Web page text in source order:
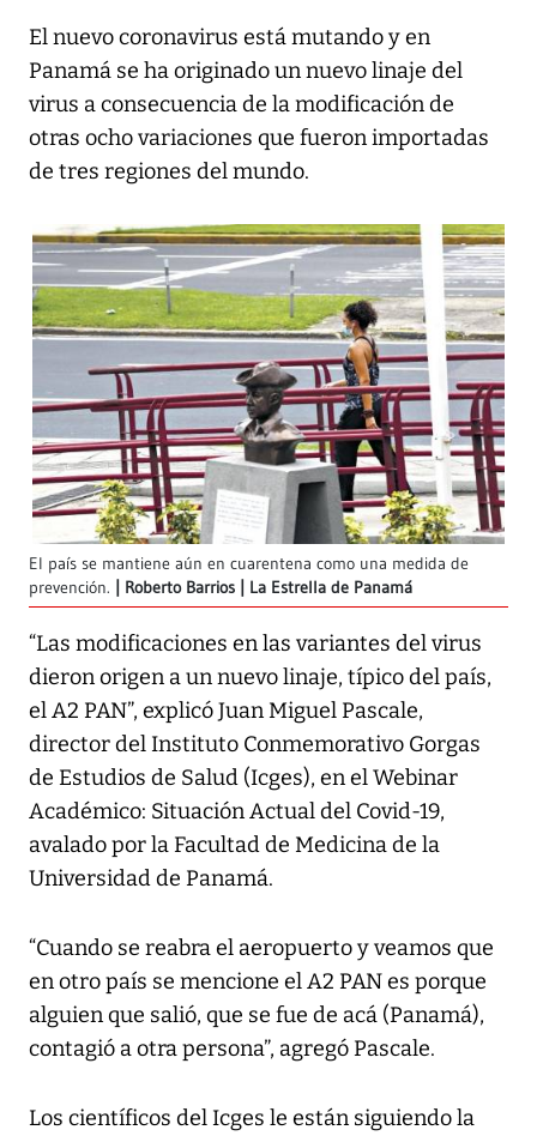
El nuevo coronavirus está mutando y en
Panamá se ha originado un nuevo linaje del
virus a consecuencia de la modificación de
otras ocho variaciones que fueron importadas
de tres regiones del mundo.
El país se mantiene aún en cuarentena como una medida de
prevención.
Roberto Barrios | La Estrella de Panamá
“Las modificaciones en las variantes del virus
dieron origen a un nuevo linaje, típico del país,
el A2 PAN”, explicó Juan Miguel Pascale,
director del Instituto Conmemorativo Gorgas
de Estudios de Salud (Icges), en el Webinar
Académico: Situación Actual del Covid-19,
avalado por la Facultad de Medicina de la
Universidad de Panamá.
“Cuando se reabra el aeropuerto y veamos que
en otro país se mencione el A2 PAN es porque
alguien que salió, que se fue de acá (Panamá),
contagió a otra persona”, agregó Pascale.
Los científicos del Icges le están siguiendo la